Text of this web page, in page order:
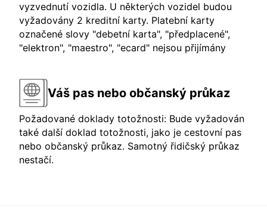
vyzvednutí vozidla. U některých vozidel budou
vyžadovány 2 kreditní karty. Platební karty
označené slovy "debetní karta", "předplacené",
"elektron", "maestro", "ecard" nejsou přijímány
Váš pas nebo občanský průkaz
Požadované doklady totožnosti: Bude vyžadován
také další doklad totožnosti, jako je cestovní pas
nebo občanský průkaz. Samotný řidičský průkaz
nestačí.